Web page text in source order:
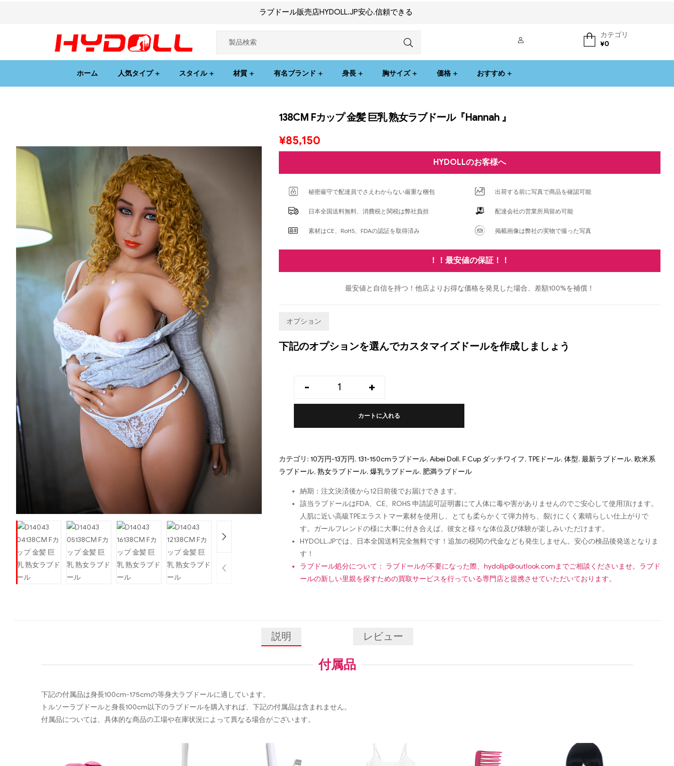
ラブドール販売店HYDOLL.JP安心.信頼できる
カテゴリ
¥0
ホーム 人気タイプ スタイル 材質 有名ブランド 身長 胸サイズ 価格 おすすめ
138CM Fカップ 金髪 巨乳 熟女ラブドール『Hannah 』
¥85,150
HYDOLLのお客様へ
秘密厳守で配達員でさえわからない厳重な梱包 出荷する前に写真で商品を確認可能
日本全国送料無料、消費税と関税は弊社負担 配達会社の営業所局留め可能
素材はCE、RoHS、FDAの認証を取得済み 掲載画像は弊社の実物で撮った写真
！！最安値の保証！！
最安値と自信を持つ！他店よりお得な価格を発見した場合、差額100%を補償！
オプション
下記のオプションを選んでカスタマイズドールを作成しましょう
- +
カートに入れる
カテゴリ: 10万円-13万円, 131-150cmラブドール, Aibei Doll, F Cup ダッチワイフ, TPEドール, 体型, 最新ラブドール, 欧米系
ラブドール, 熟女ラブドール, 爆乳ラブドール, 肥満ラブドール
納期：注文決済後から12日前後でお届けできます。
該当ラブドールはFDA、CE、ROHS 申請認可証明書にて人体に毒や害がありませんのでご安心して使用頂けます。
人肌に近い高級TPEエラストマー素材を使用し、とても柔らかくて弾力持ち、裂けにくく素晴らしい仕上がりで
す。ガールフレンドの様に大事に付き合えば、彼女と様々な体位及び体験が楽しみいただけます。
HYDOLL.JPでは、日本全国送料完全無料です！追加の税関の代金なども発生しません。安心の検品後発送となりま
す！
ラブドール処分について： ラブドールが不要になった際、 hydolljp@outlook.comまでご相談くださいませ。ラブド
ールの新しい里親を探すための買取サービスを行っている専門店と提携させていただいております。
説明 レビュー
付属品
下記の付属品は身長100cm-175cmの等身大ラブドールに適しています。
トルソーラブドールと身長100cm以下のラブドールを購入すれば、下記の付属品は含まれません。
付属品については、具体的な商品の工場や在庫状況によって異なる場合がございます。